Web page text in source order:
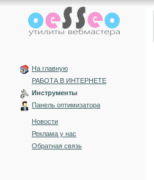
На главную
РАБОТА В ИНТЕРНЕТЕ
Инструменты
Панель оптимизатора
Новости
Реклама у нас
Обратная связь